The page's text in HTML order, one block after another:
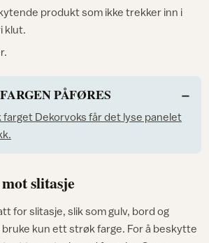
produkt som ikke trekker inn i
klut.
PÅFØRES
Dekorvoks får det lyse panelet
slitasje
for slitasje, slik som gulv, bord og
bruke kun ett strøk farge. For å beskytte